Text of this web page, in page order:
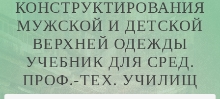
КОНСТРУКТИРОВАНИЯ
МУЖСКОЙ И ДЕТСКОЙ
ВЕРХНЕЙ ОДЕЖДЫ
УЧЕБНИК ДЛЯ СРЕД.
ПРОФ.-ТЕХ. УЧИЛИЩ